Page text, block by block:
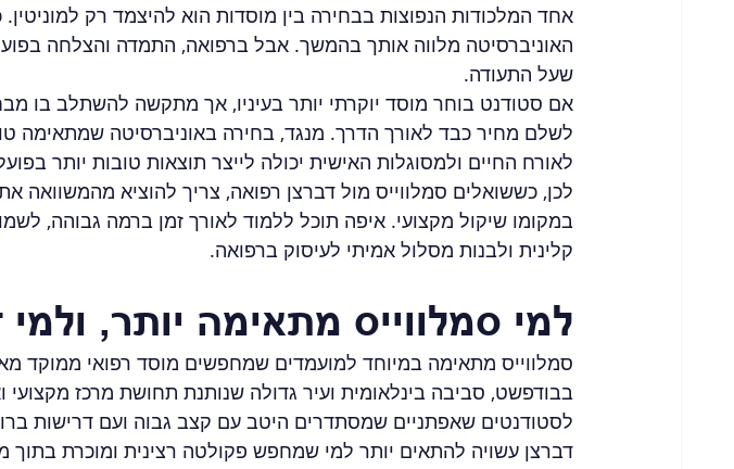
אחד המלכודות הנפוצות בבחירה בין מוסדות הוא להיצמד רק למוניטין.
האוניברסיטה מלווה אותך בהמשך. אבל ברפואה, התמדה והצלחה
שעל התעודה.
אם סטודנט בוחר מוסד יוקרתי יותר בעיניו, אך מתקשה להשתלב בו
לשלם מחיר כבד לאורך הדרך. מנגד, בחירה באוניברסיטה שמתאימה
לאורח החיים ולמסוגלות האישית יכולה לייצר תוצאות טובות יותר
לכן, כששואלים סמלווייס מול דברצן רפואה, צריך להוציא מהמשוואה
במקומו שיקול מקצועי. איפה תוכל ללמוד לאורך זמן ברמה גבוהה,
קלינית ולבנות מסלול אמיתי לעיסוק ברפואה.
למי סמלווייס מתאימה יותר, ולמי
סמלווייס מתאימה במיוחד למועמדים שמחפשים מוסד רפואי ממוקד
בבודפשט, סביבה בינלאומית ועיר גדולה שנותנת תחושת מרכז מקצועי
לסטודנטים שאפתניים שמסתדרים היטב עם קצב גבוה ועם דרישות
דברצן עשויה להתאים יותר למי שמחפש פקולטה רצינית ומוכרת בתוך